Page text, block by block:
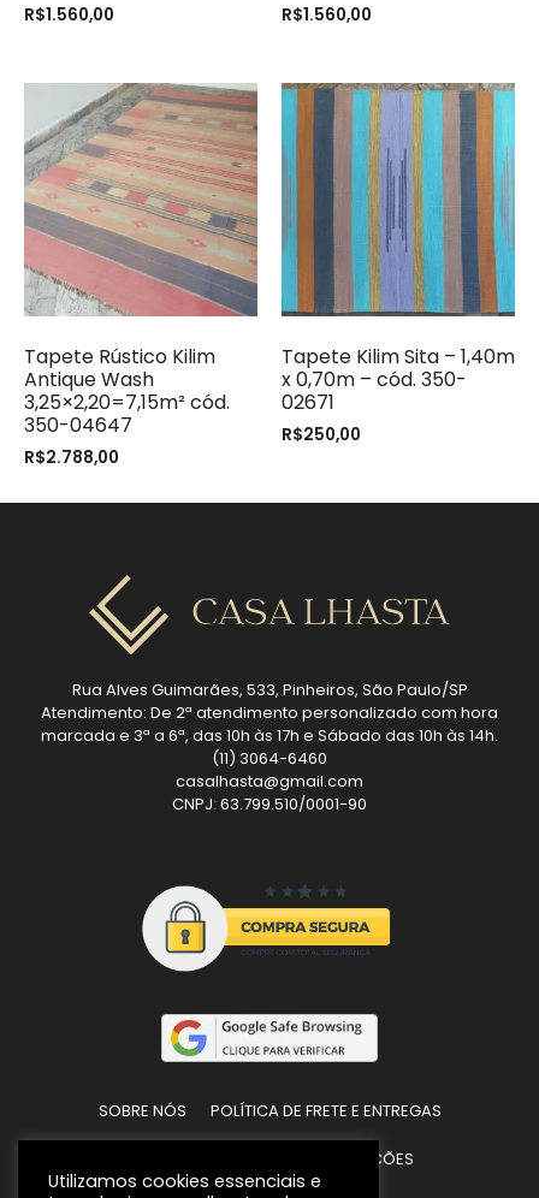
R$1.560,00 R$1.560,00
Tapete Rústico Kilim
Antique Wash
3,25×2,20=7,15m² cód.
350-04647
R$2.788,00
Tapete Kilim Sita – 1,40m
x 0,70m – cód. 350-
02671
R$250,00
Rua Alves Guimarães, 533, Pinheiros, São Paulo/SP
Atendimento: De 2ª atendimento personalizado com hora
marcada e 3ª a 6ª, das 10h às 17h e Sábado das 10h às 14h.
(11) 3064-6460
casalhasta@gmail.com
CNPJ: 63.799.510/0001-90
SOBRE NÓS POLÍTICA DE FRETE E ENTREGAS
POLÍTICAS DE TROCAS E DEVOLUÇÕES
Utilizamos cookies essenciais e